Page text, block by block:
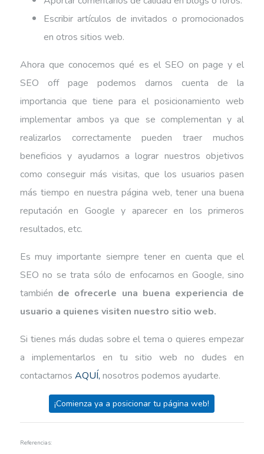
Escribir artículos de invitados o promocionados
en otros sitios web.
Ahora que conocemos qué es el SEO on page y el
SEO off page podemos darnos cuenta de la
importancia que tiene para el posicionamiento web
implementar ambos ya que se complementan y al
realizarlos correctamente pueden traer muchos
beneficios y ayudarnos a lograr nuestros objetivos
como conseguir más visitas, que los usuarios pasen
más tiempo en nuestra página web, tener una buena
reputación en Google y aparecer en los primeros
resultados, etc.
Es muy importante siempre tener en cuenta que el
SEO no se trata sólo de enfocarnos en Google, sino
también de ofrecerle una buena experiencia de
usuario a quienes visiten nuestro sitio web.
Si tienes más dudas sobre el tema o quieres empezar
a implementarlos en tu sitio web no dudes en
contactarnos AQUÍ, nosotros podemos ayudarte.
¡Comienza ya a posicionar tu página web!
Referencias: